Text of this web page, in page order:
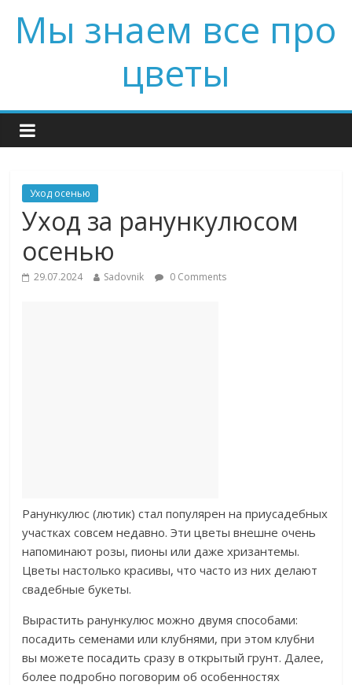
Мы знаем все про
цветы
Уход осенью
Уход за ранункулюсом
осенью
29.07.2024 Sadovnik 0 Comments
Ранункулюс (лютик) стал популярен на приусадебных
участках совсем недавно. Эти цветы внешне очень
напоминают розы, пионы или даже хризантемы.
Цветы настолько красивы, что часто из них делают
свадебные букеты.
Вырастить ранункулюс можно двумя способами:
посадить семенами или клубнями, при этом клубни
вы можете посадить сразу в открытый грунт. Далее,
более подробно поговорим об особенностях